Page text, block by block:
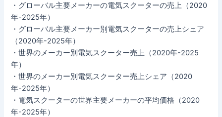
・グローバル主要メーカーの電気スクーターの売上（2020
年-2025年）
・グローバル主要メーカー別電気スクーターの売上シェア
（2020年-2025年）
・世界のメーカー別電気スクーター売上（2020年-2025
年）
・世界のメーカー別電気スクーター売上シェア（2020
年-2025年）
・電気スクーターの世界主要メーカーの平均価格（2020
年-2025年）